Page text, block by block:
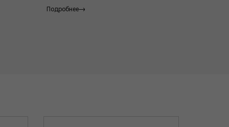
Подробнее